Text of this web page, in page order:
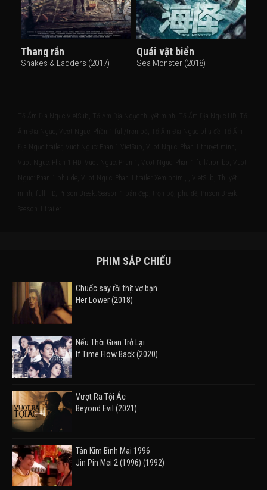
Thang rắn
Snakes & Ladders (2017)
Quái vật biển
Sea Monster (2018)
Tổ Ấm Địa Ngục VietSub, Tổ Ấm Địa Ngục thuyết minh, Tổ Ấm Địa Ngục HD, Tổ
Ấm Địa Ngục, Vượt Ngục: Phần 1 full/trọn bộ, Tổ Ấm Địa Ngục phụ đề, Tổ Ấm
Địa Ngục trailer, Vuot Nguc: Phan 1 VietSub, Vuot Nguc: Phan 1 thuyet minh,
Vuot Nguc: Phan 1 HD, Vuot Nguc: Phan 1, Vuot Nguc: Phan 1 full/tron bo, Vuot
Nguc: Phan 1 phu de, Vuot Nguc: Phan 1 trailer Xem phim , , VietSub, Thuyết
minh, full HD, Prison Break: Season 1 bản đẹp, trọn bộ, phụ đề, Prison Break:
Season 1 trailer
PHIM SẮP CHIẾU
Chuốc say rồi thịt vợ bạn
Her Lower (2018)
Nếu Thời Gian Trở Lại
If Time Flow Back (2020)
Vượt Ra Tội Ác
Beyond Evil (2021)
Tân Kim Bình Mai 1996
Jin Pin Mei 2 (1996) (1992)